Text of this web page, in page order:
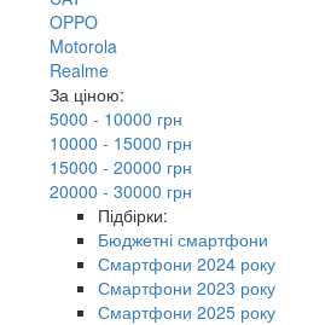
OPPO
Motorola
Realme
За ціною:
5000 - 10000 грн
10000 - 15000 грн
15000 - 20000 грн
20000 - 30000 грн
Підбірки:
Бюджетні смартфони
Смартфони 2024 року
Смартфони 2023 року
Смартфони 2025 року